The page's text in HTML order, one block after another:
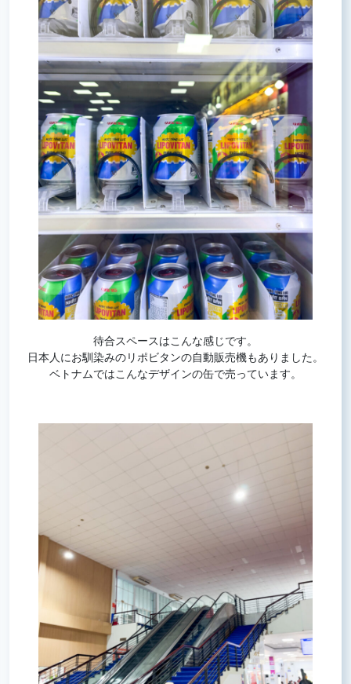
待合スペースはこんな感じです。
日本人にお馴染みのリポビタンの自動販売機もありました。
ベトナムではこんなデザインの缶で売っています。